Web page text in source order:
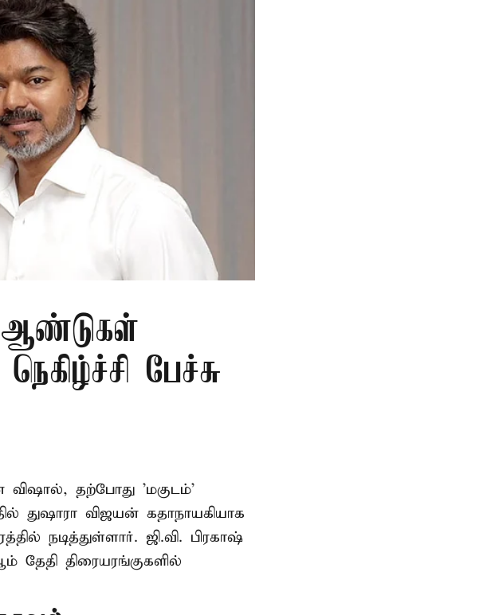
பேச்சு
விஷால், தற்போது 'மகுடம்'
துஷாரா விஜயன் கதாநாயகியாக
நடித்துள்ளார். ஜி.வி. பிரகாஷ்
திரையரங்குகளில்